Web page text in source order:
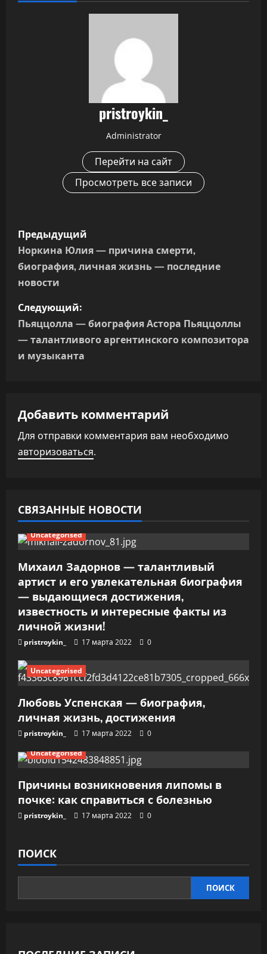
pristroykin_
Administrator
Перейти на сайт
Просмотреть все записи
Н
а
в
и
г
а
и
я
п
з
а
п
и
с
я
м
Предыдущий
Норкина Юлия — причина смерти,
биография, личная жизнь — последние
новости
Следующий:
Пьяццолла — биография Астора Пьяццоллы
— талантливого аргентинского композитора
и музыканта
Добавить комментарий
Для отправки комментария вам необходимо
авторизоваться.
СВЯЗАННЫЕ НОВОСТИ
Uncategorised
Михаил Задорнов — талантливый
артист и его увлекательная биография
— выдающиеся достижения,
известность и интересные факты из
личной жизни!
pristroykin_ 17 марта 2022 0
Uncategorised
Любовь Успенская — биография,
личная жизнь, достижения
pristroykin_ 17 марта 2022
0
Uncategorised
Причины возникновения липомы в
почке: как справиться с болезнью
pristroykin_ 17 марта 2022 0
ПОИСК
ПОИСК